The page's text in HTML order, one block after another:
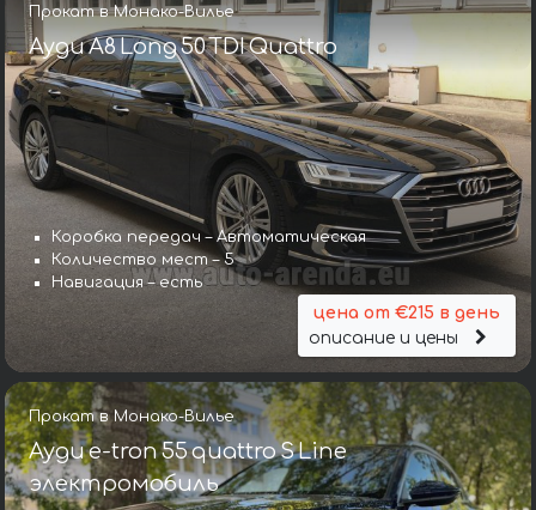
Прокат в Монако-Вилье
Ауди A8 Long 50 TDI Quattro
Коробка передач – Автоматическая
Количество мест – 5
Навигация – есть
цена от €215 в день
описание и цены
Прокат в Монако-Вилье
Ауди e-tron 55 quattro S Line
электромобиль